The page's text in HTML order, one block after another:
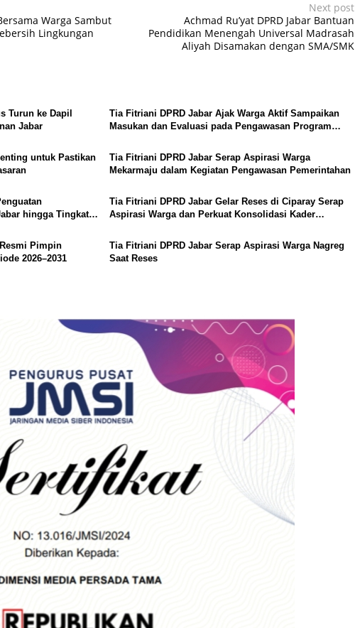
Warga Sambut
Lingkungan
Next post
Achmad Ru’yat DPRD Jabar Bantuan
Pendidikan Menengah Universal Madrasah
Aliyah Disamakan dengan SMA/SMK
Turun ke Dapil
Jabar
Tia Fitriani DPRD Jabar Ajak Warga Aktif Sampaikan
Masukan dan Evaluasi pada Pengawasan Program
untuk Pastikan
Tia Fitriani DPRD Jabar Serap Aspirasi Warga
Mekarmaju dalam Kegiatan Pengawasan Pemerintahan
hingga Tingkat
Tia Fitriani DPRD Jabar Gelar Reses di Ciparay Serap
Aspirasi Warga dan Perkuat Konsolidasi Kader
Pimpin
2026–2031
Tia Fitriani DPRD Jabar Serap Aspirasi Warga Nagreg
Saat Reses